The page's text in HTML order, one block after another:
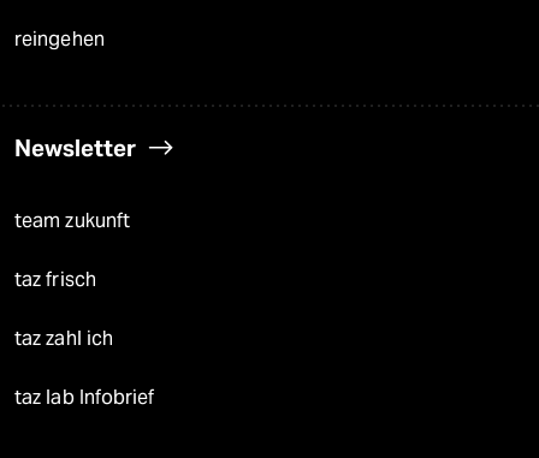
reingehen
Newsletter
team zukunft
taz frisch
taz zahl ich
taz lab Infobrief